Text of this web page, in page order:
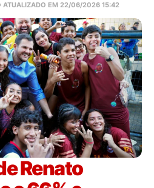
ATUALIZADO EM 22/06/2026 15:42
Renato